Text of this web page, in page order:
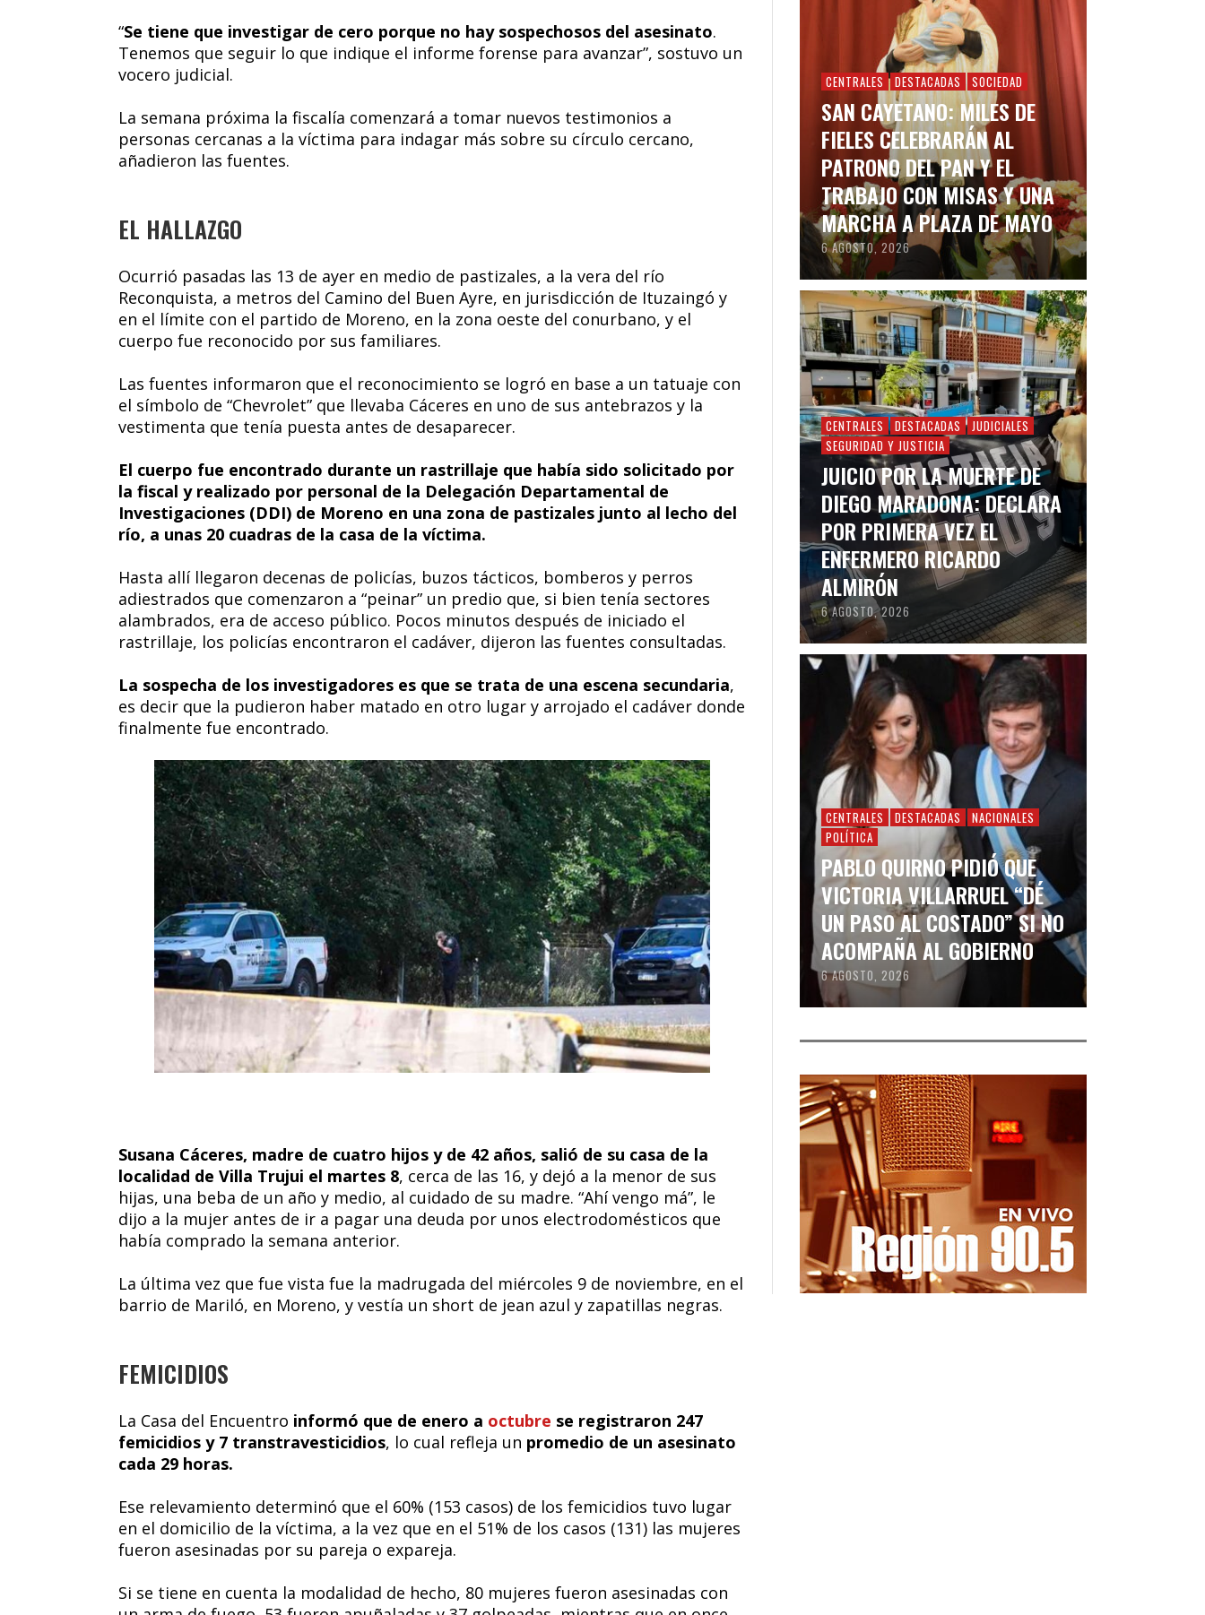
“Se tiene que investigar de cero porque no hay sospechosos del asesinato.
Tenemos que seguir lo que indique el informe forense para avanzar”, sostuvo un
vocero judicial.
La semana próxima la fiscalía comenzará a tomar nuevos testimonios a
personas cercanas a la víctima para indagar más sobre su círculo cercano,
añadieron las fuentes.
EL HALLAZGO
Ocurrió pasadas las 13 de ayer en medio de pastizales, a la vera del río
Reconquista, a metros del Camino del Buen Ayre, en jurisdicción de Ituzaingó y
en el límite con el partido de Moreno, en la zona oeste del conurbano, y el
cuerpo fue reconocido por sus familiares.
Las fuentes informaron que el reconocimiento se logró en base a un tatuaje con
el símbolo de “Chevrolet” que llevaba Cáceres en uno de sus antebrazos y la
vestimenta que tenía puesta antes de desaparecer.
El cuerpo fue encontrado durante un rastrillaje que había sido solicitado por
la fiscal y realizado por personal de la Delegación Departamental de
Investigaciones (DDI) de Moreno en una zona de pastizales junto al lecho del
río, a unas 20 cuadras de la casa de la víctima.
Hasta allí llegaron decenas de policías, buzos tácticos, bomberos y perros
adiestrados que comenzaron a “peinar” un predio que, si bien tenía sectores
alambrados, era de acceso público. Pocos minutos después de iniciado el
rastrillaje, los policías encontraron el cadáver, dijeron las fuentes consultadas.
La sospecha de los investigadores es que se trata de una escena secundaria,
es decir que la pudieron haber matado en otro lugar y arrojado el cadáver donde
finalmente fue encontrado.
Susana Cáceres, madre de cuatro hijos y de 42 años, salió de su casa de la
localidad de Villa Trujui el martes 8, cerca de las 16, y dejó a la menor de sus
hijas, una beba de un año y medio, al cuidado de su madre. “Ahí vengo má”, le
dijo a la mujer antes de ir a pagar una deuda por unos electrodomésticos que
había comprado la semana anterior.
La última vez que fue vista fue la madrugada del miércoles 9 de noviembre, en el
barrio de Mariló, en Moreno, y vestía un short de jean azul y zapatillas negras.
FEMICIDIOS
La Casa del Encuentro informó que de enero a octubre se registraron 247
femicidios y 7 transtravesticidios, lo cual refleja un promedio de un asesinato
cada 29 horas.
Ese relevamiento determinó que el 60% (153 casos) de los femicidios tuvo lugar
en el domicilio de la víctima, a la vez que en el 51% de los casos (131) las mujeres
fueron asesinadas por su pareja o expareja.
Si se tiene en cuenta la modalidad de hecho, 80 mujeres fueron asesinadas con
CENTRALES DESTACADAS SOCIEDAD
SAN CAYETANO: MILES DE
FIELES CELEBRARÁN AL
PATRONO DEL PAN Y EL
TRABAJO CON MISAS Y UNA
MARCHA A PLAZA DE MAYO
6 AGOSTO, 2026
CENTRALES DESTACADAS
JUDICIALES
SEGURIDAD Y JUSTICIA
JUICIO POR LA MUERTE DE
DIEGO MARADONA: DECLARA
POR PRIMERA VEZ EL
ENFERMERO RICARDO
ALMIRÓN
6 AGOSTO, 2026
CENTRALES DESTACADAS
NACIONALES
POLÍTICA
PABLO QUIRNO PIDIÓ QUE
VICTORIA VILLARRUEL “DÉ
UN PASO AL COSTADO” SI NO
ACOMPAÑA AL GOBIERNO
6 AGOSTO, 2026